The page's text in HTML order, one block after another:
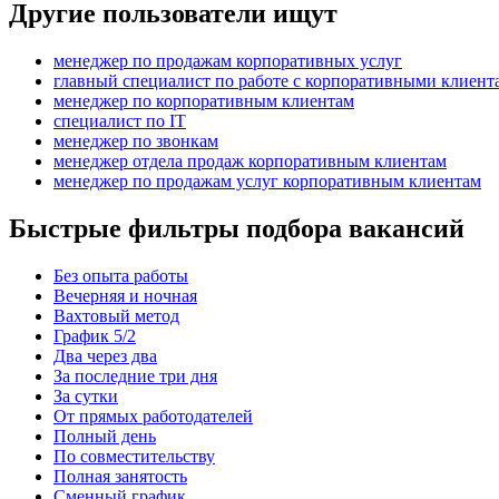
Другие пользователи ищут
менеджер по продажам корпоративных услуг
главный специалист по работе с корпоративными
менеджер по корпоративным клиентам
специалист по IT
менеджер по звонкам
менеджер отдела продаж корпоративным клиентам
менеджер по продажам услуг корпоративным клиентам
Быстрые фильтры подбора вакансий
Без опыта работы
Вечерняя и ночная
Вахтовый метод
График 5/2
Два через два
За последние три дня
За сутки
От прямых работодателей
Полный день
По совместительству
Полная занятость